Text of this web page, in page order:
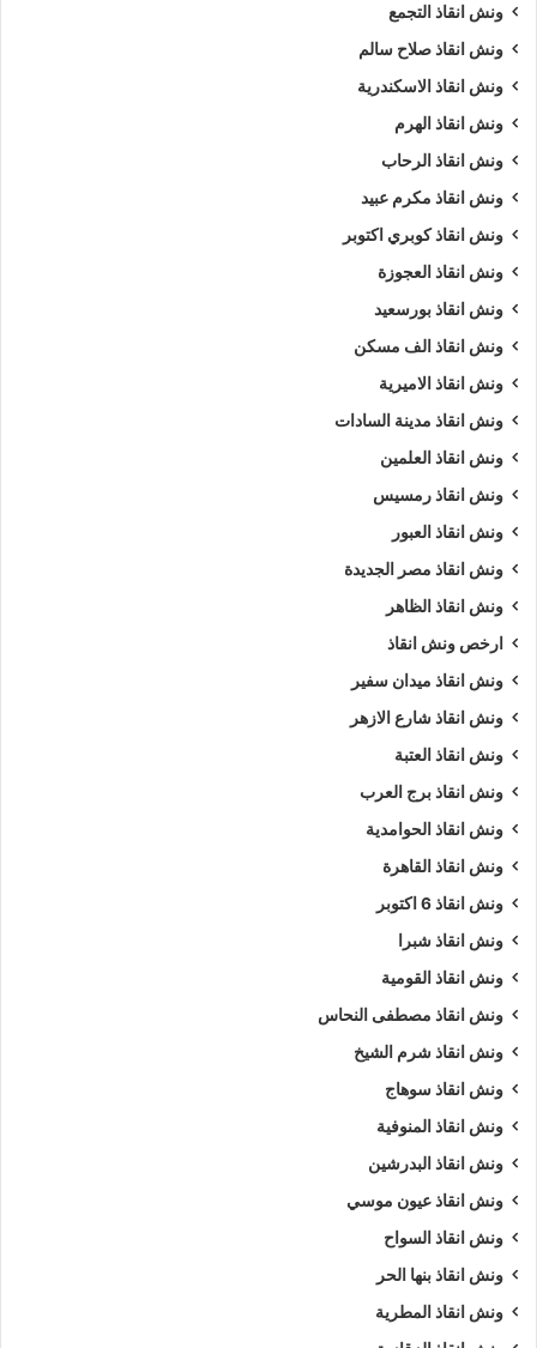
ونش انقاذ التجمع
ونش انقاذ صلاح سالم
ونش انقاذ الاسكندرية
ونش انقاذ الهرم
ونش انقاذ الرحاب
ونش انقاذ مكرم عبيد
ونش انقاذ كوبري اكتوبر
ونش انقاذ العجوزة
ونش انقاذ بورسعيد
ونش انقاذ الف مسكن
ونش انقاذ الاميرية
ونش انقاذ مدينة السادات
ونش انقاذ العلمين
ونش انقاذ رمسيس
ونش انقاذ العبور
ونش انقاذ مصر الجديدة
ونش انقاذ الظاهر
ارخص ونش انقاذ
ونش انقاذ ميدان سفير
ونش انقاذ شارع الازهر
ونش انقاذ العتبة
ونش انقاذ برج العرب
ونش انقاذ الحوامدية
ونش انقاذ القاهرة
ونش انقاذ 6 اكتوبر
ونش انقاذ شبرا
ونش انقاذ القومية
ونش انقاذ مصطفى النحاس
ونش انقاذ شرم الشيخ
ونش انقاذ سوهاج
ونش انقاذ المنوفية
ونش انقاذ البدرشين
ونش انقاذ عيون موسي
ونش انقاذ السواح
ونش انقاذ بنها الحر
ونش انقاذ المطرية